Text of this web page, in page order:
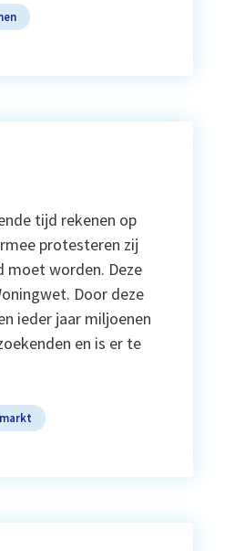
tijd rekenen op
protesteren zij
moet worden. Deze
Door deze
ieder jaar miljoenen
en is er te